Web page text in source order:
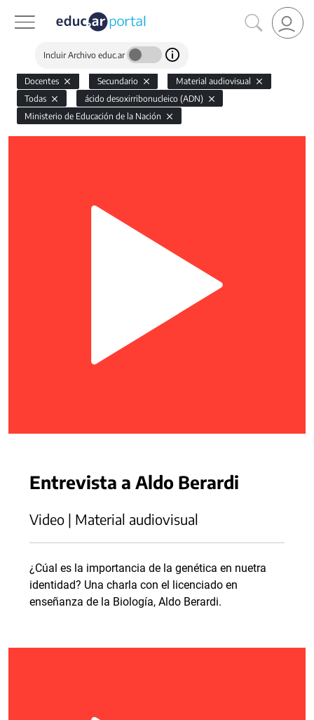
Incluir Archivo educ.ar
Docentes Secundario
Material audiovisual
Todas
ácido desoxirribonucleico (ADN)
Ministerio de Educación de la Nación
Entrevista a Aldo Berardi
Video | Material audiovisual
¿Cúal es la importancia de la genética en nuetra
identidad? Una charla con el licenciado en
enseñanza de la Biología, Aldo Berardi.